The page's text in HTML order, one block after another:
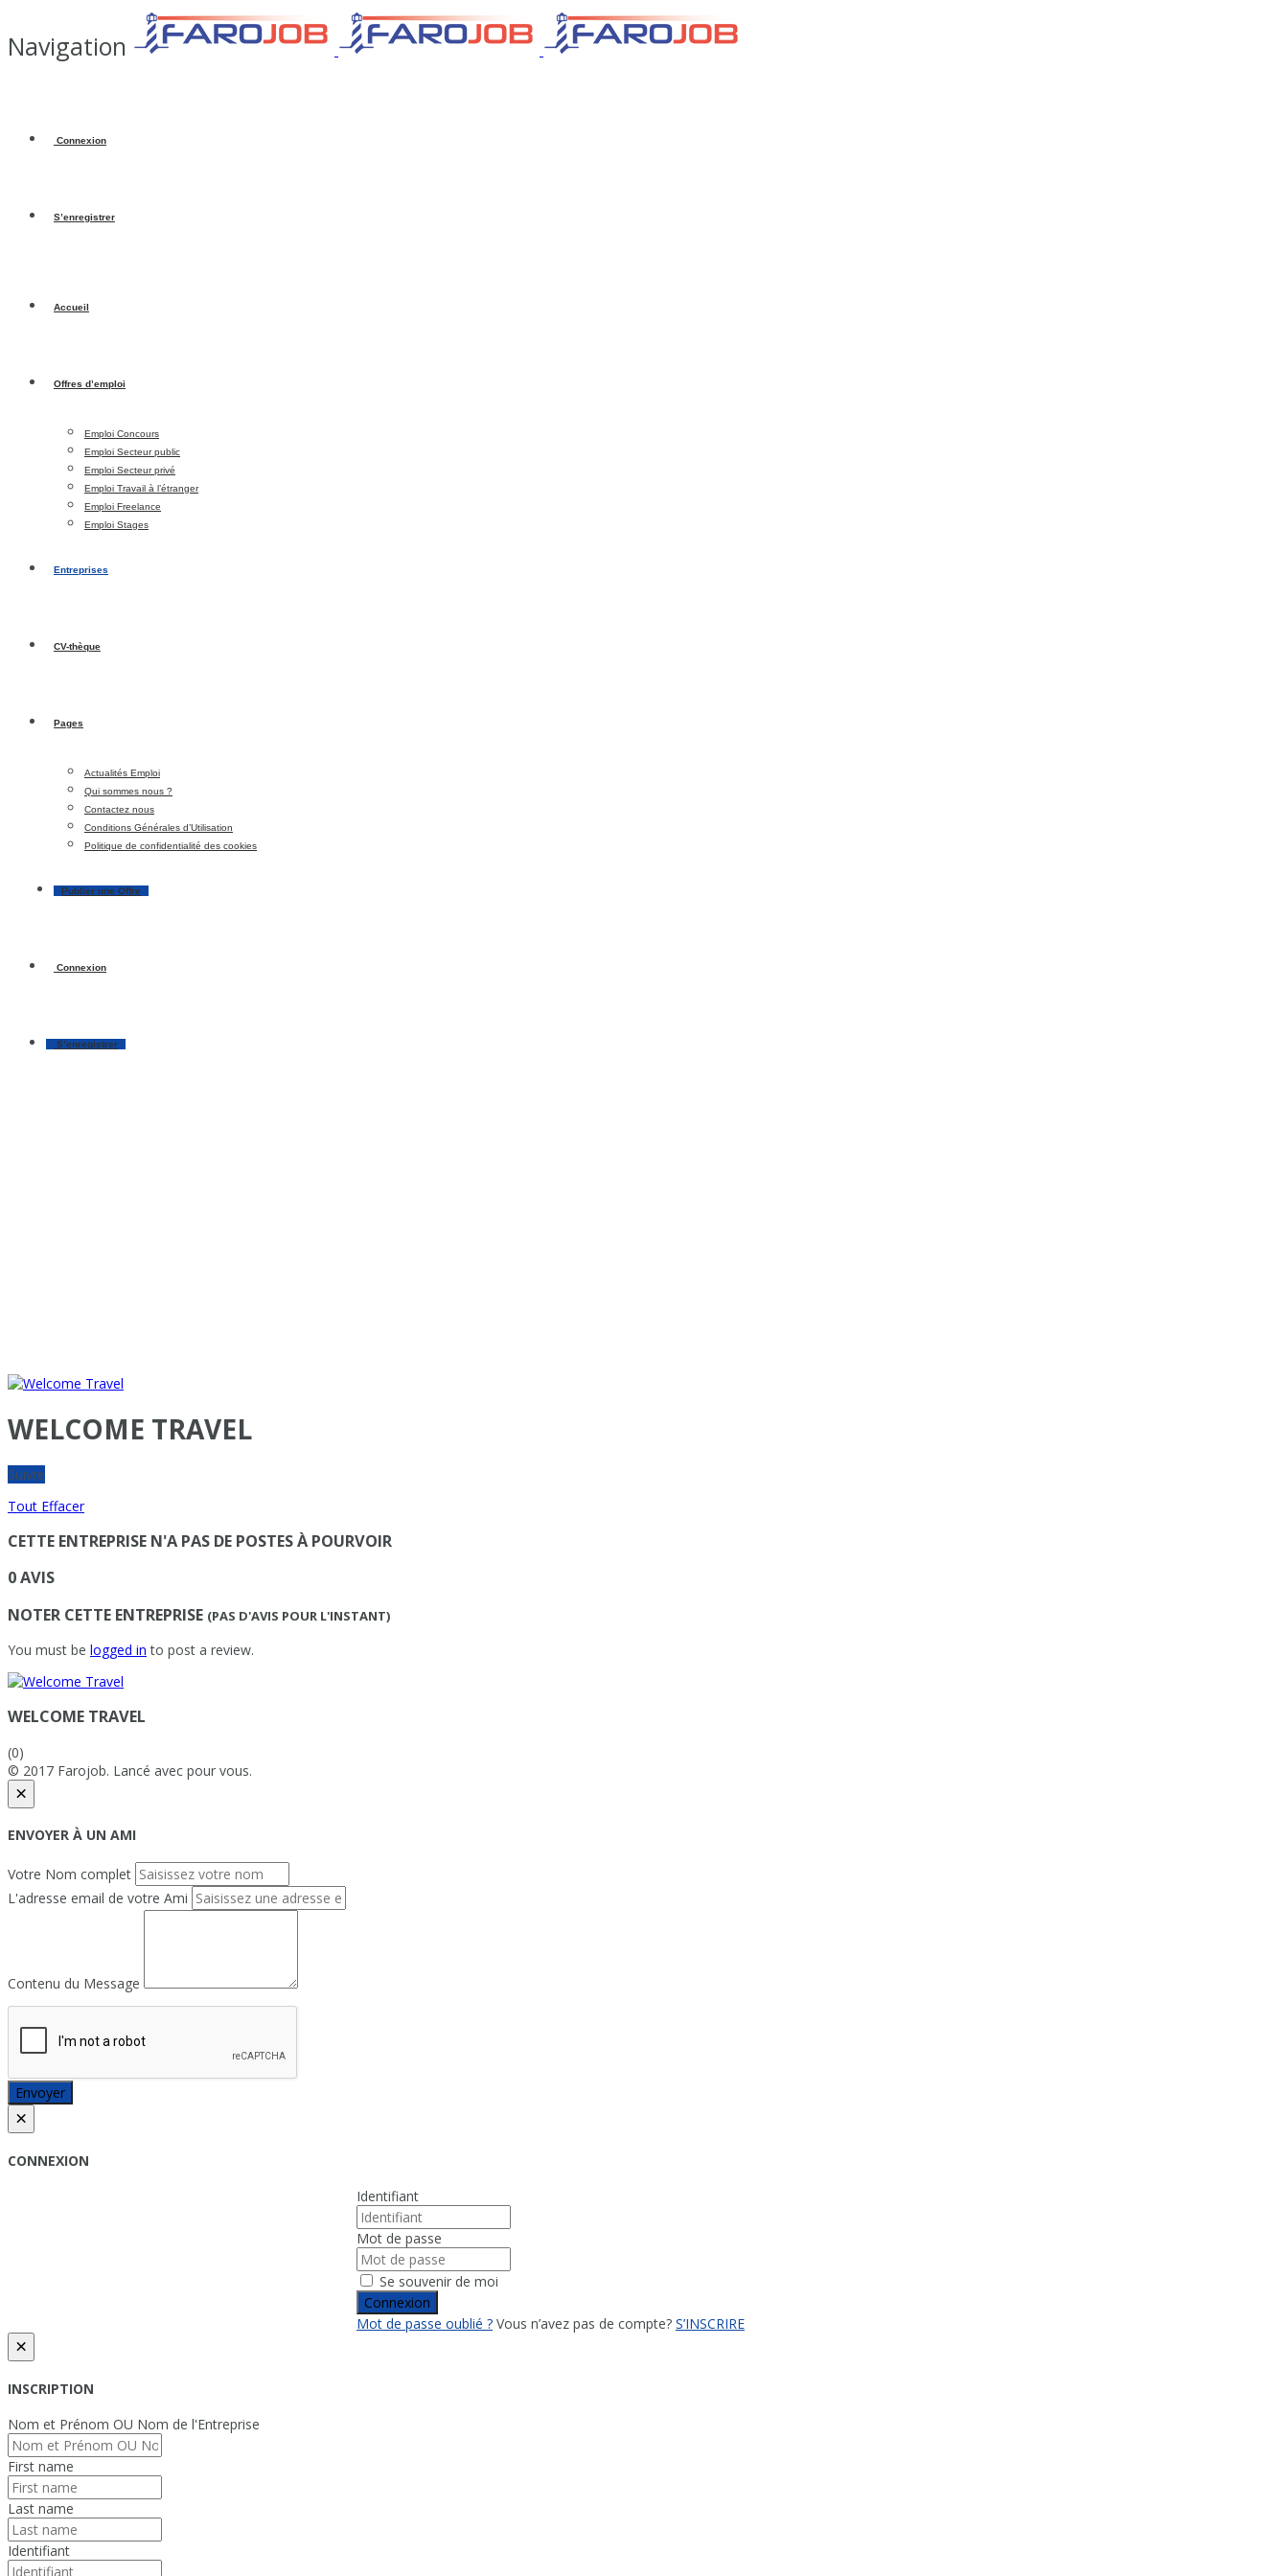
Navigation
Connexion
S’enregistrer
Accueil
Offres d’emploi
Emploi Concours
Emploi Secteur public
Emploi Secteur privé
Emploi Travail à l’étranger
Emploi Freelance
Emploi Stages
Entreprises
CV-thèque
Pages
Actualités Emploi
Qui sommes nous ?
Contactez nous
Conditions Générales d’Utilisation
Politique de confidentialité des cookies
Publier une Offre
Connexion
S’enregistrer
WELCOME TRAVEL
Suivre
Tout Effacer
CETTE ENTREPRISE N'A PAS DE POSTES À POURVOIR
0 AVIS
NOTER CETTE ENTREPRISE (PAS D'AVIS POUR L'INSTANT)
You must be logged in to post a review.
WELCOME TRAVEL
(0)
© 2017 Farojob. Lancé avec pour vous.
×
ENVOYER À UN AMI
Votre Nom complet
L'adresse email de votre Ami
Contenu du Message
Envoyer
×
CONNEXION
Identifiant
Mot de passe
Se souvenir de moi
Connexion
Mot de passe oublié ? Vous n’avez pas de compte? S’INSCRIRE
×
INSCRIPTION
Nom et Prénom OU Nom de l'Entreprise
First name
Last name
Identifiant